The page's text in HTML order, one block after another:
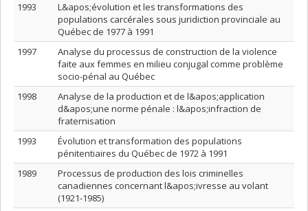
1993
L&apos;évolution et les transformations des
populations carcérales sous juridiction provinciale au
Québec de 1977 à 1991
1997
Analyse du processus de construction de la violence
faite aux femmes en milieu conjugal comme problème
socio-pénal au Québec
1998
Analyse de la production et de l&apos;application
d&apos;une norme pénale : l&apos;infraction de
fraternisation
1993
Évolution et transformation des populations
pénitentiaires du Québec de 1972 à 1991
1989
Processus de production des lois criminelles
canadiennes concernant l&apos;ivresse au volant
(1921-1985)